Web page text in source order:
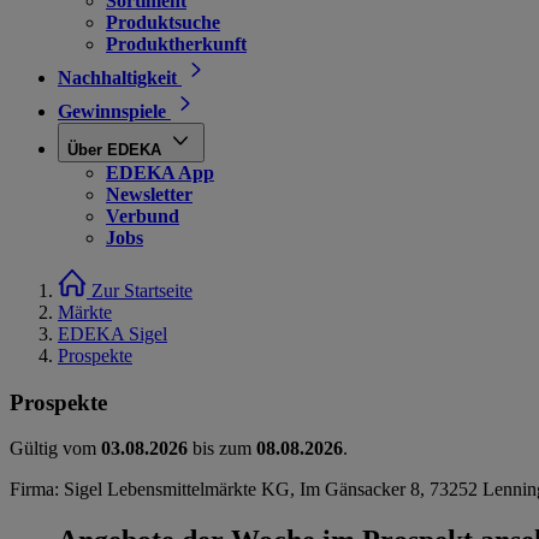
Produktsuche
Produktherkunft
Nachhaltigkeit
Gewinnspiele
Über EDEKA
EDEKA App
Newsletter
Verbund
Jobs
Zur Startseite
Märkte
EDEKA Sigel
Prospekte
Prospekte
Gültig vom 03.08.2026 bis zum 08.08.2026.
Firma: Sigel Lebensmittelmärkte KG, Im Gänsacker 8, 73252